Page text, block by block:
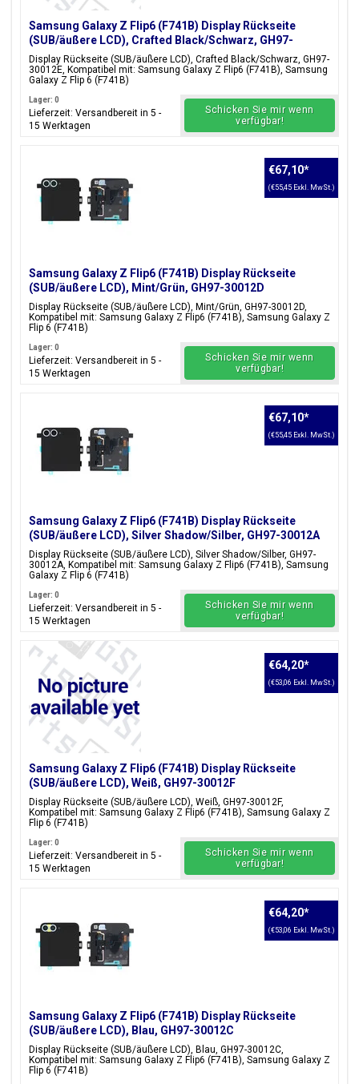
Samsung Galaxy Z Flip6 (F741B) Display Rückseite
(SUB/äußere LCD), Crafted Black/Schwarz, GH97-
30012E
Display Rückseite (SUB/äußere LCD), Crafted Black/Schwarz, GH97-
30012E, Kompatibel mit: Samsung Galaxy Z Flip6 (F741B), Samsung
Galaxy Z Flip 6 (F741B)
Lager: 0
Lieferzeit: Versandbereit in 5 -
15 Werktagen
Schicken Sie mir wenn
verfügbar!
Samsung Galaxy Z Flip6 (F741B) Display Rückseite
(SUB/äußere LCD), Mint/Grün, GH97-30012D
Display Rückseite (SUB/äußere LCD), Mint/Grün, GH97-30012D,
Kompatibel mit: Samsung Galaxy Z Flip6 (F741B), Samsung Galaxy Z
Flip 6 (F741B)
€67,10*
(€55,45 Exkl. MwSt.)
Lager: 0
Lieferzeit: Versandbereit in 5 -
15 Werktagen
Schicken Sie mir wenn
verfügbar!
Samsung Galaxy Z Flip6 (F741B) Display Rückseite
(SUB/äußere LCD), Silver Shadow/Silber, GH97-30012A
Display Rückseite (SUB/äußere LCD), Silver Shadow/Silber, GH97-
30012A, Kompatibel mit: Samsung Galaxy Z Flip6 (F741B), Samsung
Galaxy Z Flip 6 (F741B)
€67,10*
(€55,45 Exkl. MwSt.)
Lager: 0
Lieferzeit: Versandbereit in 5 -
15 Werktagen
Schicken Sie mir wenn
verfügbar!
Samsung Galaxy Z Flip6 (F741B) Display Rückseite
(SUB/äußere LCD), Weiß, GH97-30012F
Display Rückseite (SUB/äußere LCD), Weiß, GH97-30012F,
Kompatibel mit: Samsung Galaxy Z Flip6 (F741B), Samsung Galaxy Z
Flip 6 (F741B)
€64,20*
(€53,06 Exkl. MwSt.)
Lager: 0
Lieferzeit: Versandbereit in 5 -
15 Werktagen
Schicken Sie mir wenn
verfügbar!
Samsung Galaxy Z Flip6 (F741B) Display Rückseite
(SUB/äußere LCD), Blau, GH97-30012C
Display Rückseite (SUB/äußere LCD), Blau, GH97-30012C,
Kompatibel mit: Samsung Galaxy Z Flip6 (F741B), Samsung Galaxy Z
Flip 6 (F741B)
€64,20*
(€53,06 Exkl. MwSt.)